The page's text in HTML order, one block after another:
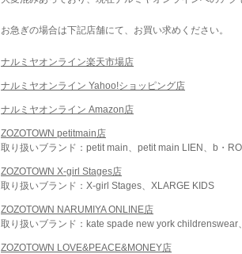
お急ぎの場合は下記店舗にて、お買い求めください。
ナルミヤオンライン楽天市場店
ナルミヤオンライン Yahoo!ショッピング店
ナルミヤオンライン Amazon店
ZOZOTOWN petitmain店
取り扱いブランド：petit main、petit main LIEN、b・
ZOZOTOWN X-girl Stages店
取り扱いブランド：X-girl Stages、XLARGE KIDS
ZOZOTOWN NARUMIYA ONLINE店
取り扱いブランド：kate spade new york
ZOZOTOWN LOVE&PEACE&MONEY店